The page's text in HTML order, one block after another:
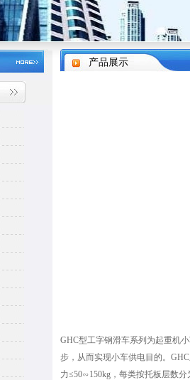
产品展示
GHC型工字钢滑车系列为起重机
步，从而实现小车供电目的。
力≤50∽150kg，每类按托板层数